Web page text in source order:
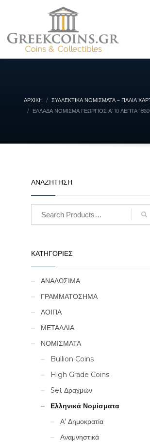
ΑΡΧΙΚΉ ΣΥΛΛΕΚΤΙΚΆ ΝΟΜΊΣΜΑΤΑ – ΠΑΛΙΆ
ΕΛΛΆΔΑ ΝΌΜΙΣΜΑ ΓΕΏΡΓΙΟΣ Α’ 10 ΛΕΠΤΆ
ΑΝΑΖΗΤΗΣΗ
ΚΑΤΗΓΟΡΙΕΣ
ΑΝΑΛΩΣΙΜΑ
ΓΡΑΜΜΑΤΟΣΗΜΑ
ΛΟΙΠΑ
ΜΕΤΑΛΛΙΑ
ΝΟΜΙΣΜΑΤΑ
Bullion Coins
High Grade Coins
Set Δραχμών
Ελληνικά Νομίσματα
Α' Δημοκρατία
Αναμνηστικά